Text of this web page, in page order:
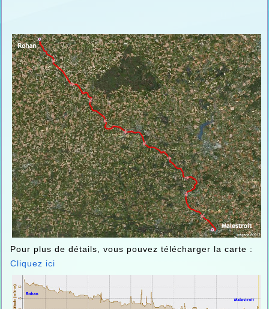
Pour plus de détails, vous pouvez télécharger la carte :
Cliquez ici